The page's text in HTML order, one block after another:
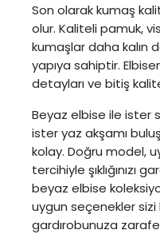
Son olarak kumaş
olur. Kaliteli pamuk,
kumaşlar daha kalın
yapıya sahiptir.
detayları ve bitiş
Beyaz elbise ile ister
ister yaz akşamı
kolay. Doğru model,
tercihiyle şıklığınızı
beyaz elbise
uygun seçenekler sizi
gardırobunuza